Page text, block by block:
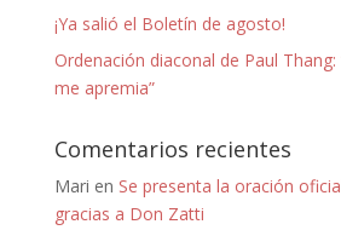
¡Ya salió el Boletín de agosto!
Ordenación diaconal de Paul
me apremia”
Comentarios recientes
Mari en Se presenta la oración
gracias a Don Zatti